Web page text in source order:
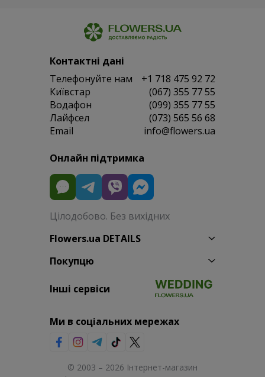
Контактні дані
Телефонуйте нам
+1 718 475 92 72
Київстар
(067) 355 77 55
Водафон
(099) 355 77 55
Лайфсел
(073) 565 56 68
Email
info@flowers.ua
Онлайн підтримка
Цілодобово. Без вихідних
Flowers.ua DETAILS
Покупцю
Інші сервіси
Ми в соціальних мережах
© 2003 – 2026 Інтернет-магазин